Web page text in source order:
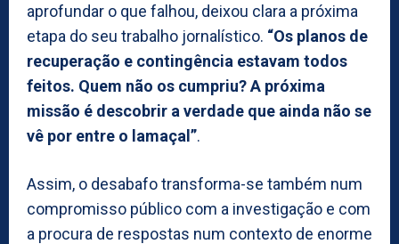
aprofundar o que falhou, deixou clara a próxima
etapa do seu trabalho jornalístico. “Os planos de
recuperação e contingência estavam todos
feitos. Quem não os cumpriu? A próxima
missão é descobrir a verdade que ainda não se
vê por entre o lamaçal”.
Assim, o desabafo transforma-se também num
compromisso público com a investigação e com
a procura de respostas num contexto de enorme